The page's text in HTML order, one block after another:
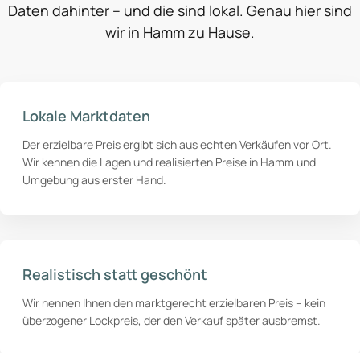
Daten dahinter – und die sind lokal. Genau hier sind
wir in Hamm zu Hause.
Lokale Marktdaten
Der erzielbare Preis ergibt sich aus echten Verkäufen vor Ort.
Wir kennen die Lagen und realisierten Preise in Hamm und
Umgebung aus erster Hand.
Realistisch statt geschönt
Wir nennen Ihnen den marktgerecht erzielbaren Preis – kein
überzogener Lockpreis, der den Verkauf später ausbremst.